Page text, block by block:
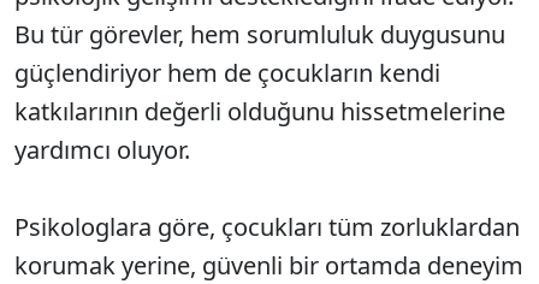
Bu tür görevler, hem sorumluluk duygusunu
güçlendiriyor hem de çocukların kendi
katkılarının değerli olduğunu hissetmelerine
yardımcı oluyor.
Psikologlara göre, çocukları tüm zorluklardan
korumak yerine, güvenli bir ortamda deneyim